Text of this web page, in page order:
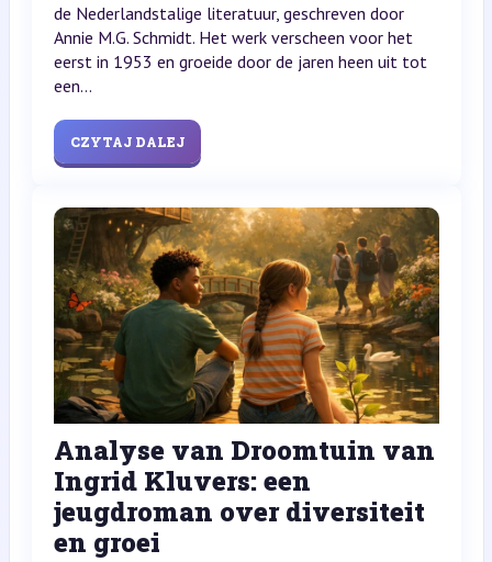
de Nederlandstalige literatuur, geschreven door
Annie M.G. Schmidt. Het werk verscheen voor het
eerst in 1953 en groeide door de jaren heen uit tot
een...
CZYTAJ DALEJ
Analyse van Droomtuin van
Ingrid Kluvers: een
jeugdroman over diversiteit
en groei